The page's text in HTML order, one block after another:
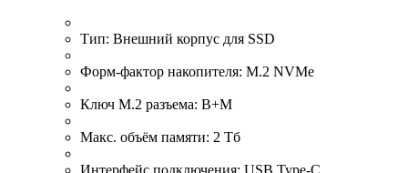
Тип: Внешний корпус для SSD
Форм-фактор накопителя: M.2 NVMe
Ключ M.2 разъема: B+M
Макс. объём памяти: 2 Тб
Интерфейс подключения: USB Type-C